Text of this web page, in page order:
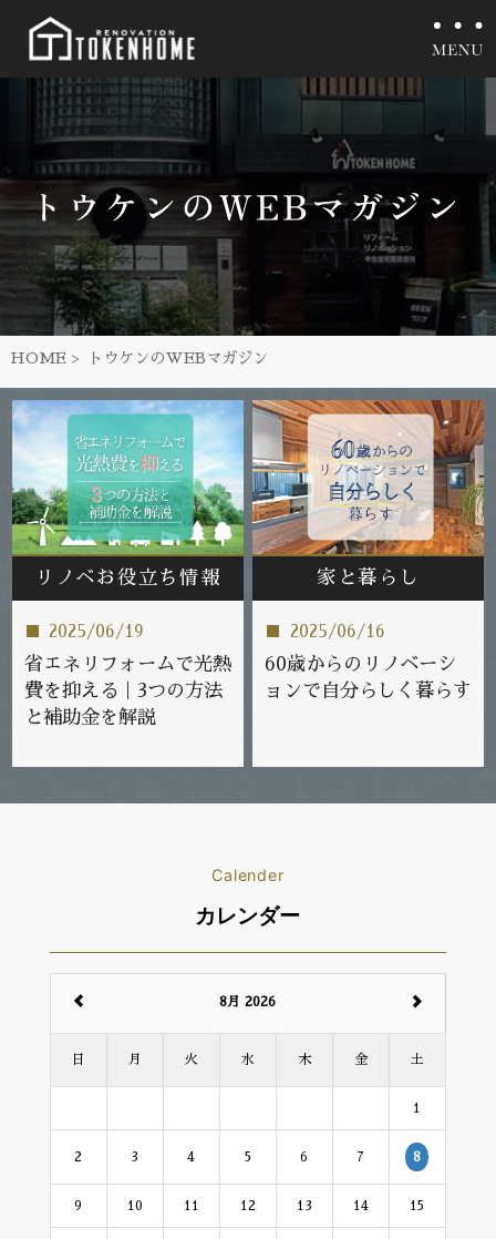
HOME トウケンのWEBマガジン
リノベお役立ち情報
2025/06/19
省エネリフォームで光熱
費を抑える｜3つの方法
と補助金を解説
家と暮らし
2025/06/16
60歳からのリノベーシ
ョンで自分らしく暮らす
Calender
カレンダー
8月 2026
日 月 火 水 木 金 土
1
2 3 4 5 6 7 8
9 10 11 12 13 14 15